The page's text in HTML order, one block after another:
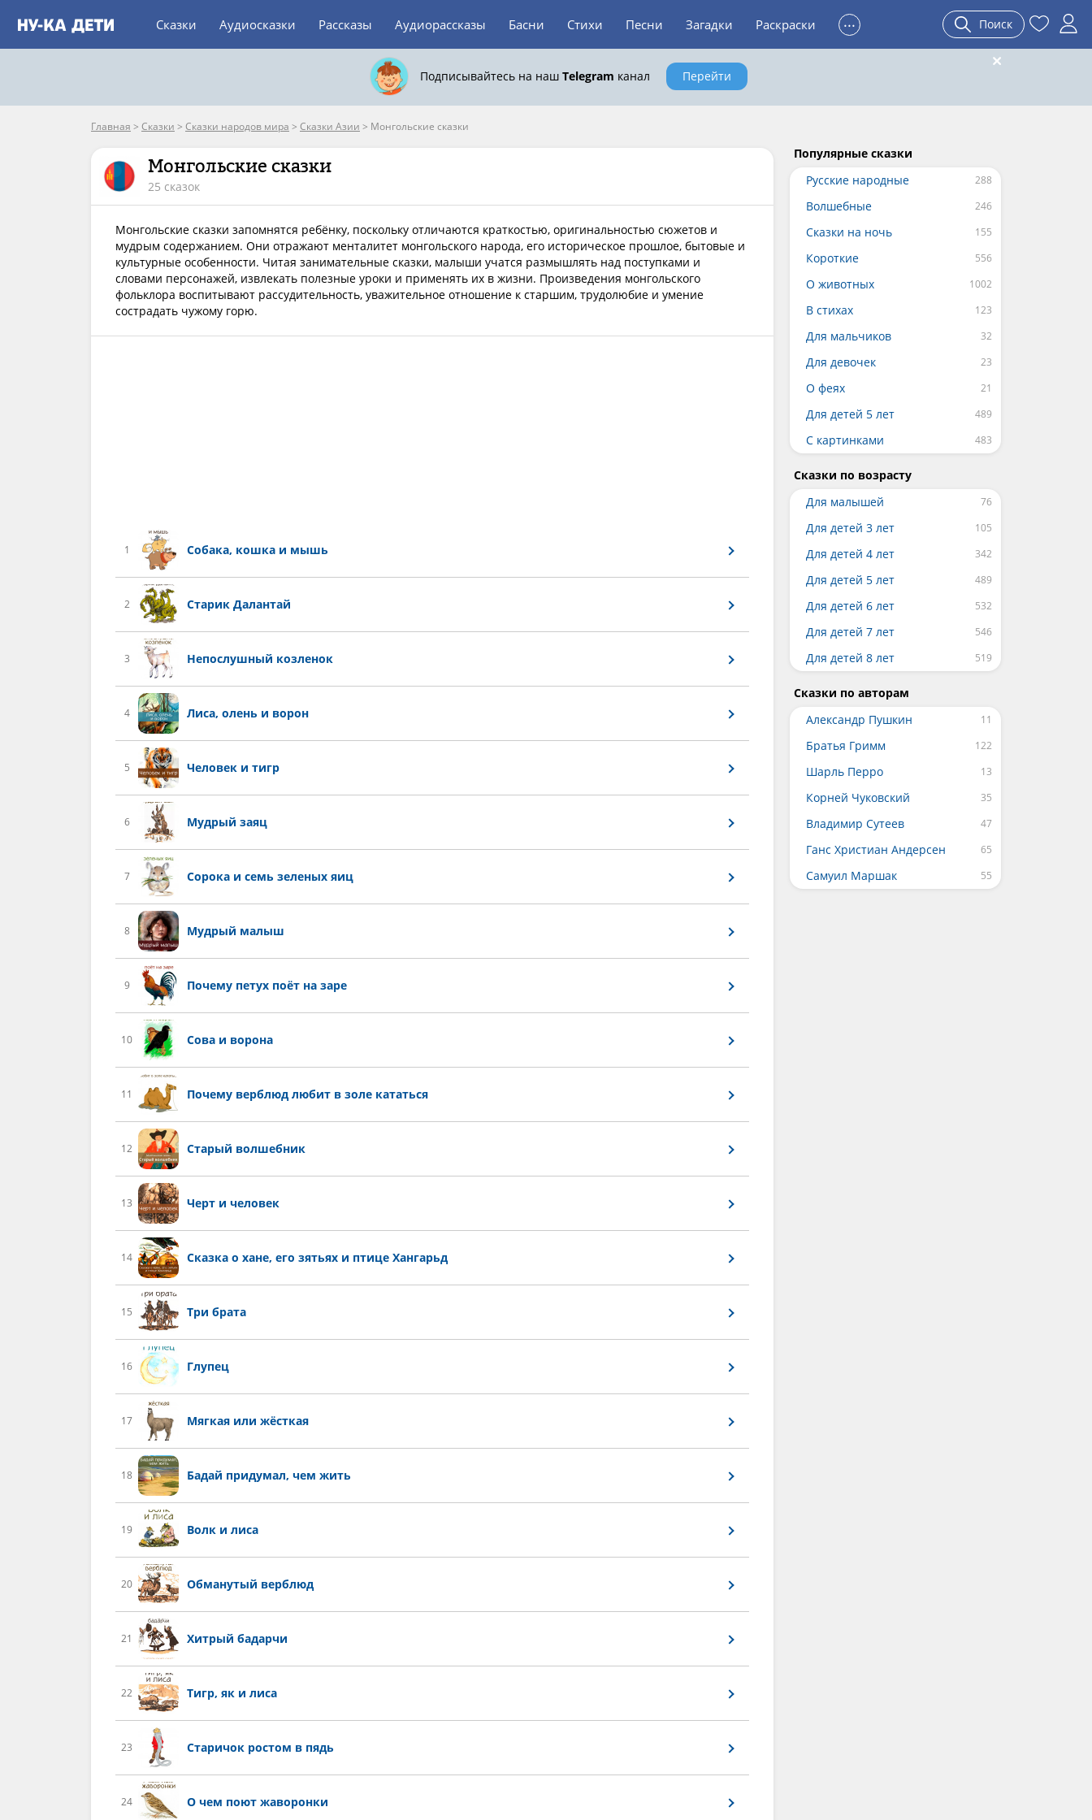
Сказки Аудиосказки Рассказы Аудиорассказы Басни Стихи Песни Загадки Раскраски ... Поиск
Подписывайтесь на наш Telegram канал Перейти
Главная > Сказки > Сказки народов мира > Сказки Азии > Монгольские сказки
Монгольские сказки
25 сказок
Монгольские сказки запомнятся ребёнку, поскольку отличаются краткостью, оригинальностью сюжетов и
мудрым содержанием. Они отражают менталитет монгольского народа, его историческое прошлое, бытовые и
культурные особенности. Читая занимательные сказки, малыши учатся размышлять над поступками и
словами персонажей, извлекать полезные уроки и применять их в жизни. Произведения монгольского
фольклора воспитывают рассудительность, уважительное отношение к старшим, трудолюбие и умение
сострадать чужому горю.
1 Собака, кошка и мышь
2 Старик Далантай
3 Непослушный козленок
4 Лиса, олень и ворон
5 Человек и тигр
6 Мудрый заяц
7 Сорока и семь зеленых яиц
8 Мудрый малыш
9 Почему петух поёт на заре
10 Сова и ворона
11 Почему верблюд любит в золе кататься
12 Старый волшебник
13 Черт и человек
14 Сказка о хане, его зятьях и птице Хангарьд
15 Три брата
16 Глупец
17 Мягкая или жёсткая
18 Бадай придумал, чем жить
19 Волк и лиса
20 Обманутый верблюд
21 Хитрый бадарчи
22 Тигр, як и лиса
23 Старичок ростом в пядь
24 О чем поют жаворонки
Популярные сказки
Русские народные
Волшебные
Сказки на ночь
Короткие
О животных
В стихах
Для мальчиков
Для девочек
О феях
Для детей 5 лет
С картинками
Сказки по возрасту
Для малышей
Для детей 3 лет
Для детей 4 лет
Для детей 5 лет
Для детей 6 лет
Для детей 7 лет
Для детей 8 лет
Сказки по авторам
Александр Пушкин
Братья Гримм
Шарль Перро
Корней Чуковский
Владимир Сутеев
Ганс Христиан Андерсен
Самуил Маршак